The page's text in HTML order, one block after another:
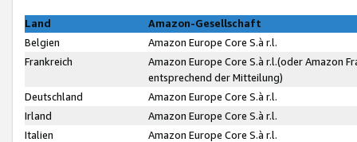
Land
Amazon-Gesellschaft
Belgien
Amazon Europe Core S.à r.l.
Frankreich
Amazon Europe Core S.à r.l.(oder Amazon
entsprechend der Mitteilung)
Deutschland
Amazon Europe Core S.à r.l.
Irland
Amazon Europe Core S.à r.l.
Italien
Amazon Europe Core S.à r.l.